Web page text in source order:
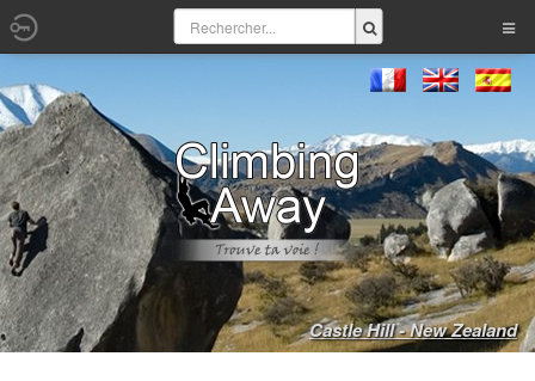
Castle Hill - New Zealand